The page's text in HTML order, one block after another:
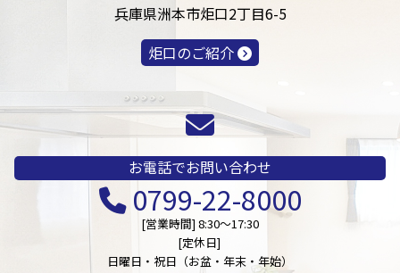
兵庫県洲本市炬口2丁目6-5
炬口のご紹介
お電話でお問い合わせ
0799-22-8000
[営業時間] 8:30～17:30
[定休日]
日曜日・祝日（お盆・年末・年始）